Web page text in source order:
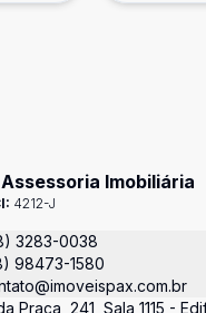
Imobiliária
4212-J
3283-0038
98473-1580
Praça, 241, Sala 1115 -